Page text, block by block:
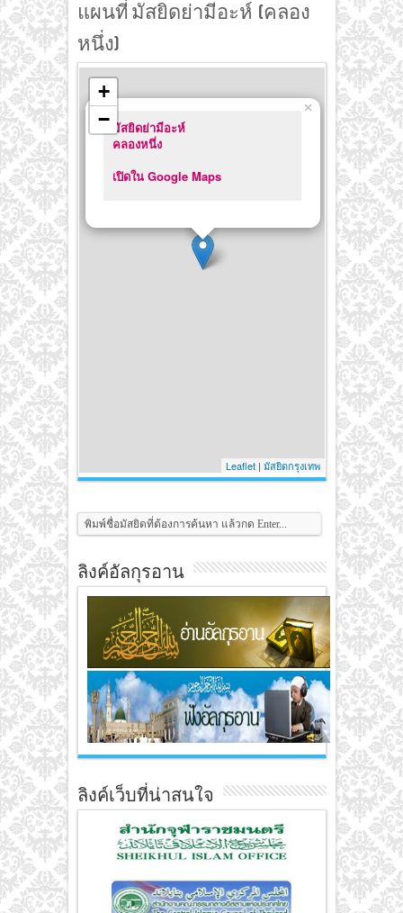
แผนที่ มัสยิดย่ามีอะห์ (คลอง
หนึ่ง)
มัสยิดย่ามีอะห์
คลองหนึ่ง
เปิดใน Google Maps
×
+
−
Leaflet| มัสยิดกรุงเทพ
ลิงค์อัลกุรอาน
ลิงค์เว็บที่น่าสนใจ